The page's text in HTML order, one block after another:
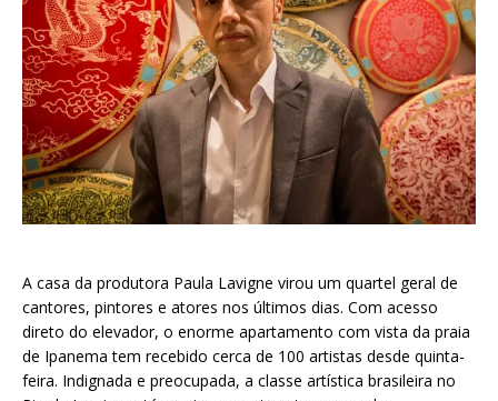
A casa da produtora Paula Lavigne virou um quartel geral de
cantores, pintores e atores nos últimos dias. Com acesso
direto do elevador, o enorme apartamento com vista da praia
de Ipanema tem recebido cerca de 100 artistas desde quinta-
feira. Indignada e preocupada, a classe artística brasileira no